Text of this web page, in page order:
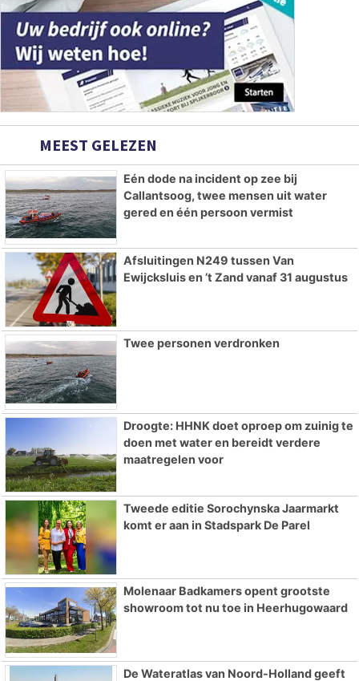
MEEST GELEZEN
Eén dode na incident op zee bij
Callantsoog, twee mensen uit water
gered en één persoon vermist
Afsluitingen N249 tussen Van
Ewijcksluis en ’t Zand vanaf 31 augustus
Twee personen verdronken
Droogte: HHNK doet oproep om zuinig te
doen met water en bereidt verdere
maatregelen voor
Tweede editie Sorochynska Jaarmarkt
komt er aan in Stadspark De Parel
Molenaar Badkamers opent grootste
showroom tot nu toe in Heerhugowaard
De Wateratlas van Noord-Holland geeft